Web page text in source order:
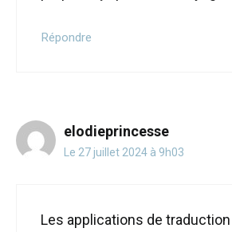
Répondre
elodieprincesse
Le 27 juillet 2024 à 9h03
Les applications de